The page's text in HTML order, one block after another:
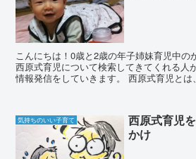
こんにちは！0歳と2歳の年子姉妹育児中の
西原式育児について検索してきてくれる人
情報発信をしていきます。 西原式育児と
気持ちのいい子育て
西原式育児
かけ